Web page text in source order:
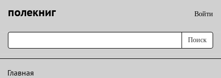
полекниг Войти
Поиск
Главная